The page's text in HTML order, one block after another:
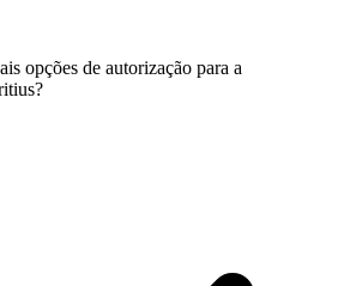
opções de autorização para a